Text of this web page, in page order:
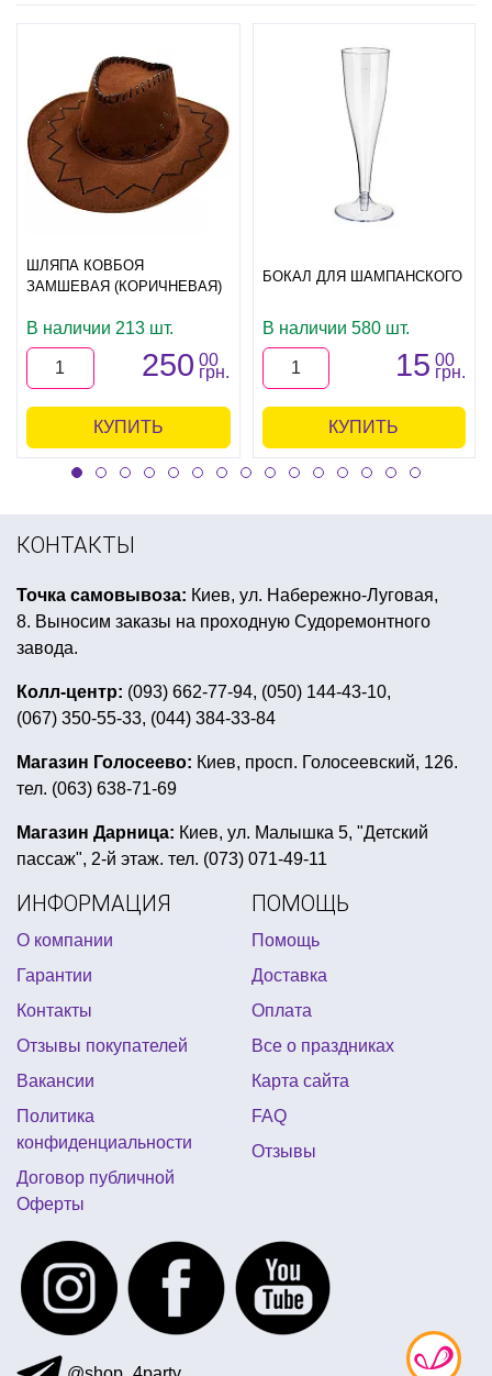
ШЛЯПА КОВБОЯ
ЗАМШЕВАЯ (КОРИЧНЕВАЯ)
В наличии 213 шт.
250 00
грн.
КУПИТЬ
БОКАЛ ДЛЯ ШАМПАНСКОГО
В наличии 580 шт.
15 00
грн.
КУПИТЬ
КОНТАКТЫ
Точка самовывоза: Киев, ул. Набережно-Луговая,
8. Выносим заказы на проходную Судоремонтного
завода.
Колл-центр: (093) 662-77-94, (050) 144-43-10,
(067) 350-55-33, (044) 384-33-84
Магазин Голосеево: Киев, просп. Голосеевский, 126.
тел. (063) 638-71-69
Магазин Дарница: Киев, ул. Малышка 5, "Детский
пассаж", 2-й этаж. тел. (073) 071-49-11
ИНФОРМАЦИЯ
О компании
Гарантии
Контакты
Отзывы покупателей
Вакансии
Политика
конфиденциальности
Договор публичной
Оферты
ПОМОЩЬ
Помощь
Доставка
Оплата
Все о праздниках
Карта сайта
FAQ
Отзывы